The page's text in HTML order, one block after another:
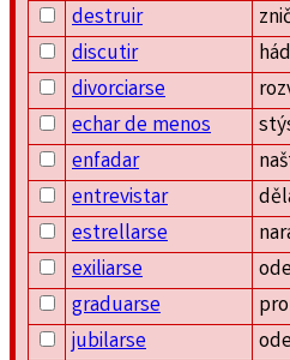
destruir
discutir
divorciarse
echar de menos
enfadar
entrevistar
estrellarse
exiliarse
graduarse
jubilarse